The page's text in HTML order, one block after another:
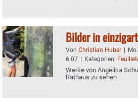
Bilder in
Von Christian Huber |
6:07 | Kategorien:
Werke von Angelika
Rathaus zu sehen